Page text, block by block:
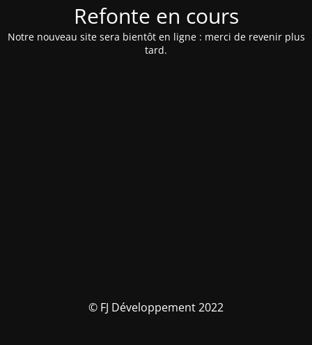
Refonte en cours
Notre nouveau site sera bientôt en ligne : merci de revenir plus
tard.
© FJ Développement 2022